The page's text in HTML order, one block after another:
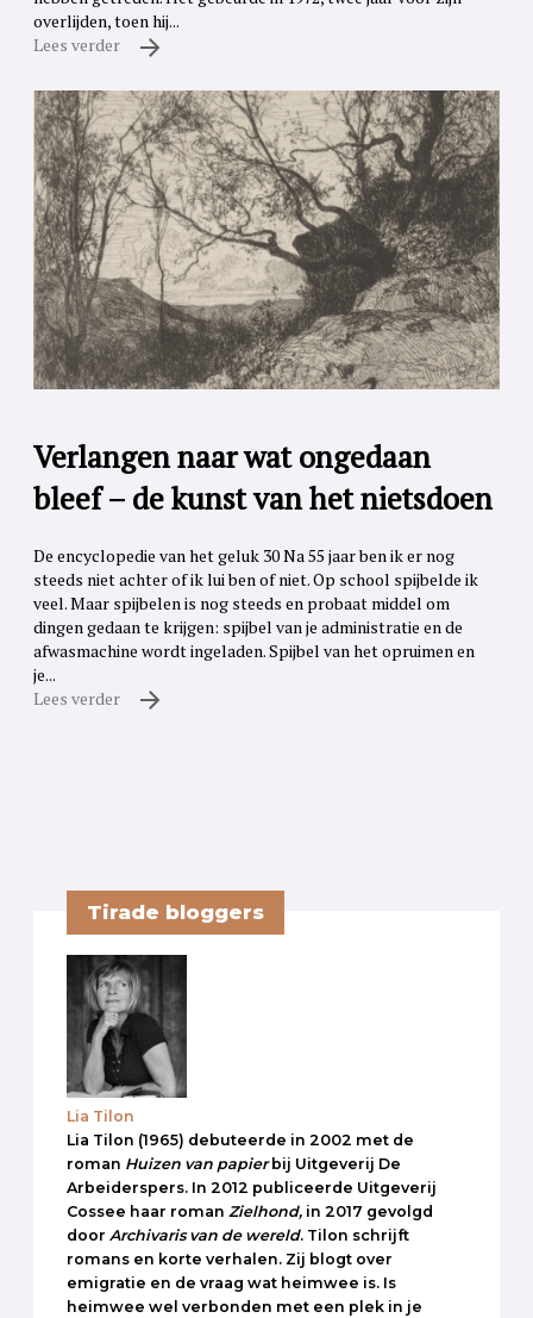
overlijden, toen hij...
Lees verder
Verlangen naar wat ongedaan
bleef – de kunst van het nietsdoen
De encyclopedie van het geluk 30 Na 55 jaar ben ik er nog
steeds niet achter of ik lui ben of niet. Op school spijbelde ik
veel. Maar spijbelen is nog steeds en probaat middel om
dingen gedaan te krijgen: spijbel van je administratie en de
afwasmachine wordt ingeladen. Spijbel van het opruimen en
je...
Lees verder
Tirade bloggers
Lia Tilon
Lia Tilon (1965) debuteerde in 2002 met de
roman Huizen van papierbij Uitgeverij De
Arbeiderspers. In 2012 publiceerde Uitgeverij
Cossee haar roman Zielhond, in 2017 gevolgd
door Archivaris van de wereld. Tilon schrijft
romans en korte verhalen. Zij blogt over
emigratie en de vraag wat heimwee is. Is
heimwee wel verbonden met een plek in je